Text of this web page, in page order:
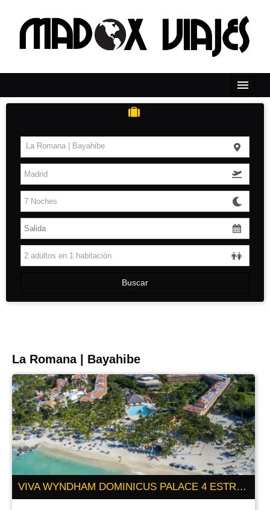
África
Islas Canarias
Solicita Presupuesto
La Romana | Bayahibe
Buscar
La Romana | Bayahibe
VIVA WYNDHAM DOMINICUS PALACE 4 ESTRELLAS